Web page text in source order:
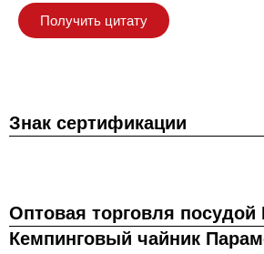
Получить цитату
Знак сертификации
Оптовая торговля посудой
Кемпинговый чайник